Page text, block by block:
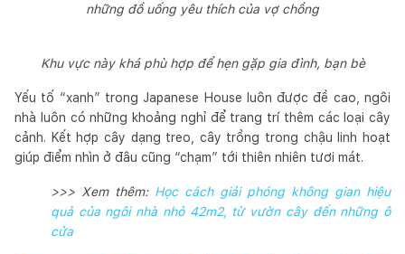
những đồ uống yêu thích của vợ chồng
Khu vực này khá phù hợp để hẹn gặp gia đình, bạn bè
Yếu tố “xanh” trong Japanese House luôn được đề cao, ngôi
nhà luôn có những khoảng nghỉ để trang trí thêm các loại cây
cảnh. Kết hợp cây dạng treo, cây trồng trong chậu linh hoạt
giúp điểm nhìn ở đâu cũng “chạm” tới thiên nhiên tươi mát.
>>> Xem thêm: Học cách giải phóng không gian hiệu
quả của ngôi nhà nhỏ 42m2, từ vườn cây đến những ô
cửa